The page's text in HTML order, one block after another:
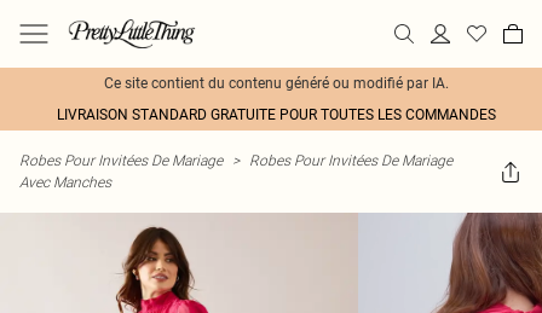
Ce site contient du contenu généré ou modifié par IA.
LIVRAISON STANDARD GRATUITE POUR TOUTES LES COMMANDES
Robes Pour Invitées De Mariage > Robes Pour Invitées De Mariage
Avec Manches